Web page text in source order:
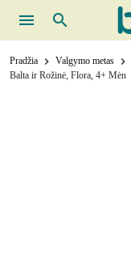
menu search
Pradžia chevron_right Valgymo metas chevron_right
Balta ir Rožinė, Flora, 4+ Mėn